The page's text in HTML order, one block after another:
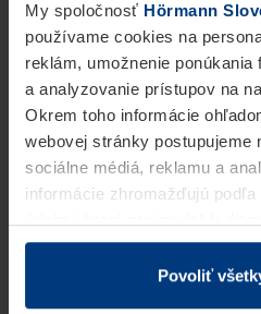
My spoločnosť Hörmann
používame cookies na
reklám, umožnenie
a analyzovanie prístupov na
Okrem toho informácie
webovej stránky postupujeme
sociálne médiá, reklamu a
informácie zhromažďujú
v rámci Vášho využívania
Z právneho hľadiska môžeme
Povoliť